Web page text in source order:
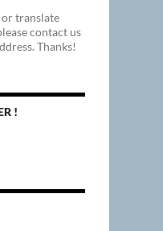
translate
contact us
Thanks!
!